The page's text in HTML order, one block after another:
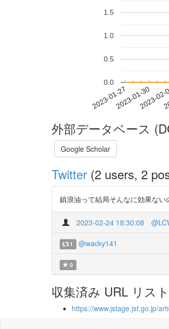
2023-01-272023-01-30
2023-
0.0
0.5
1.0
1.5
外部データベース
Google Scholar
Twitter (2 users, 2
鎮浪油って結局そんなに効果な
2023-02-24 18:30:08
1 @wacky141
0
収集済み URL リスト
https://www.jstage.jst.go.jp/